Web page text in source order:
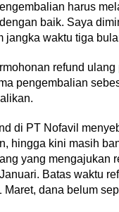
harus
baik. Saya
jangka waktu tiga
refund
pengembalian
di PT Nofavil
hingga kini masih
yang mengajukan
Batas waktu
Maret, dana belum